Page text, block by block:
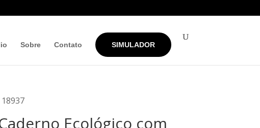
Sobre Contato SIMULADOR
Ecológico com